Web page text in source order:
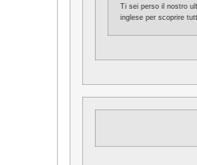
Ti sei perso il nostro
inglese per scoprire